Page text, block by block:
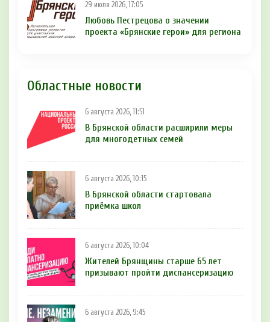
29 июля 2026, 17:05
Любовь Пестрецова о значении
проекта «Брянские герои» для региона
Областные новости
6 августа 2026, 11:51
В Брянской области расширили меры
для многодетных семей
6 августа 2026, 10:15
В Брянской области стартовала
приёмка школ
6 августа 2026, 10:04
Жителей Брянщины старше 65 лет
призывают пройти диспансеризацию
6 августа 2026, 9:45